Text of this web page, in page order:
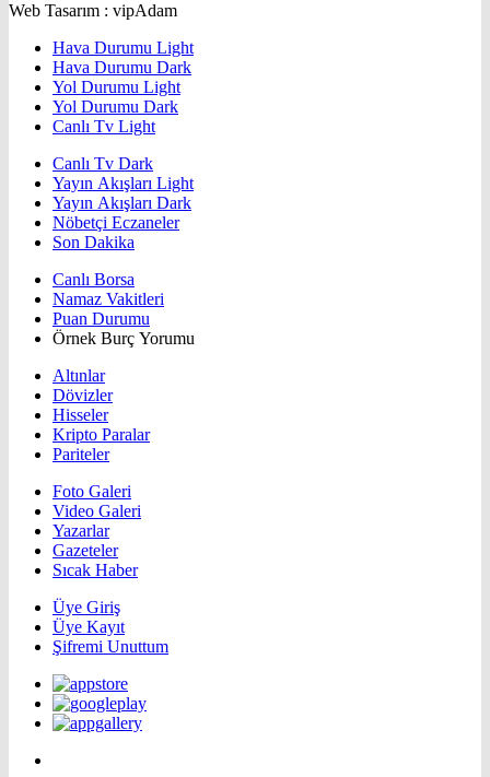
Web Tasarım : vipAdam
Hava Durumu Light
Hava Durumu Dark
Yol Durumu Light
Yol Durumu Dark
Canlı Tv Light
Canlı Tv Dark
Yayın Akışları Light
Yayın Akışları Dark
Nöbetçi Eczaneler
Son Dakika
Canlı Borsa
Namaz Vakitleri
Puan Durumu
Örnek Burç Yorumu
Altınlar
Dövizler
Hisseler
Kripto Paralar
Pariteler
Foto Galeri
Video Galeri
Yazarlar
Gazeteler
Sıcak Haber
Üye Giriş
Üye Kayıt
Şifremi Unuttum